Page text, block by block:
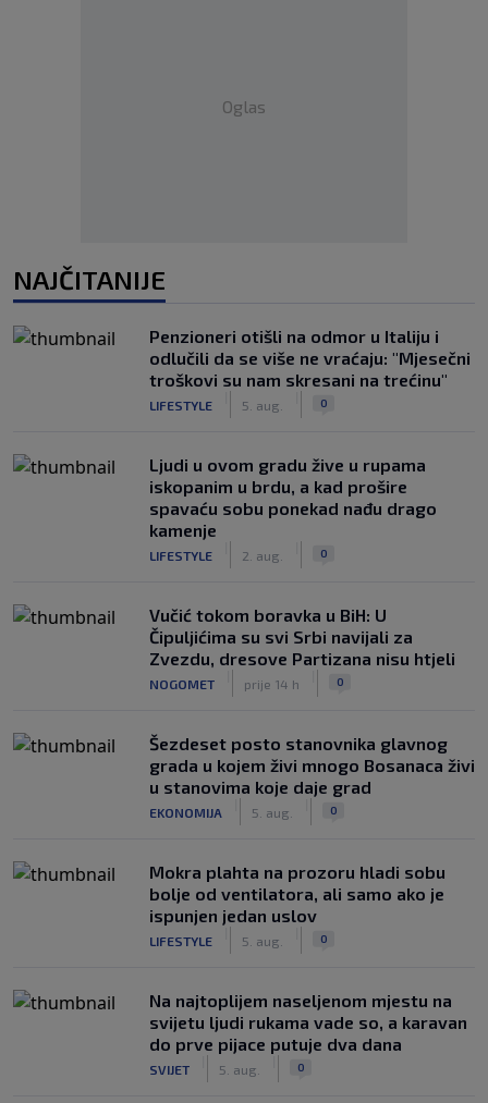
Oglas
NAJČITANIJE
Penzioneri otišli na odmor u Italiju i
odlučili da se više ne vraćaju: "Mjesečni
troškovi su nam skresani na trećinu"
LIFESTYLE 5. aug. 0
Ljudi u ovom gradu žive u rupama
iskopanim u brdu, a kad prošire
spavaću sobu ponekad nađu drago
kamenje
LIFESTYLE 2. aug. 0
Vučić tokom boravka u BiH: U
Čipuljićima su svi Srbi navijali za
Zvezdu, dresove Partizana nisu htjeli
NOGOMET prije 14 h 0
Šezdeset posto stanovnika glavnog
grada u kojem živi mnogo Bosanaca živi
u stanovima koje daje grad
EKONOMIJA 5. aug. 0
Mokra plahta na prozoru hladi sobu
bolje od ventilatora, ali samo ako je
ispunjen jedan uslov
LIFESTYLE 5. aug. 0
Na najtoplijem naseljenom mjestu na
svijetu ljudi rukama vade so, a karavan
do prve pijace putuje dva dana
SVIJET 5. aug. 0